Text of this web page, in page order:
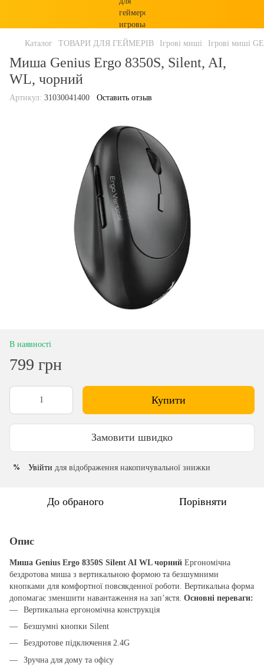
Каталог ТОВАРИ ДЛЯ ГЕЙМЕРІВ Ігрові миші Ігрові миші
Миша Genius Ergo 8350S, Silent, AI,
WL, чорний
Артикул: 31030041400 Оставить отзыв
В наявності
799 грн
Купити
Замовити швидко
% Увійти для відображення накопичувальної знижки
До обраного Порівняти
Опис
Миша Genius Ergo 8350S Silent AI WL чорний Ергономічна
бездротова миша з вертикальною формою та безшумними
кнопками для комфортної повсякденної роботи. Вертикальна форма
допомагає зменшити навантаження на зап’ястя. Основні переваги:
Вертикальна ергономічна конструкція
Безшумні кнопки Silent
Бездротове підключення 2.4G
Зручна для дому та офісу